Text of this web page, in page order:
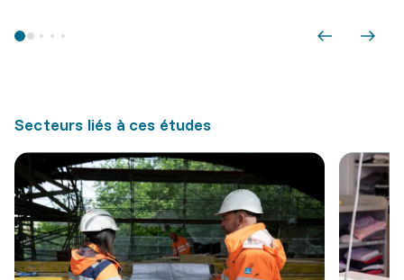
Secteurs liés à ces études